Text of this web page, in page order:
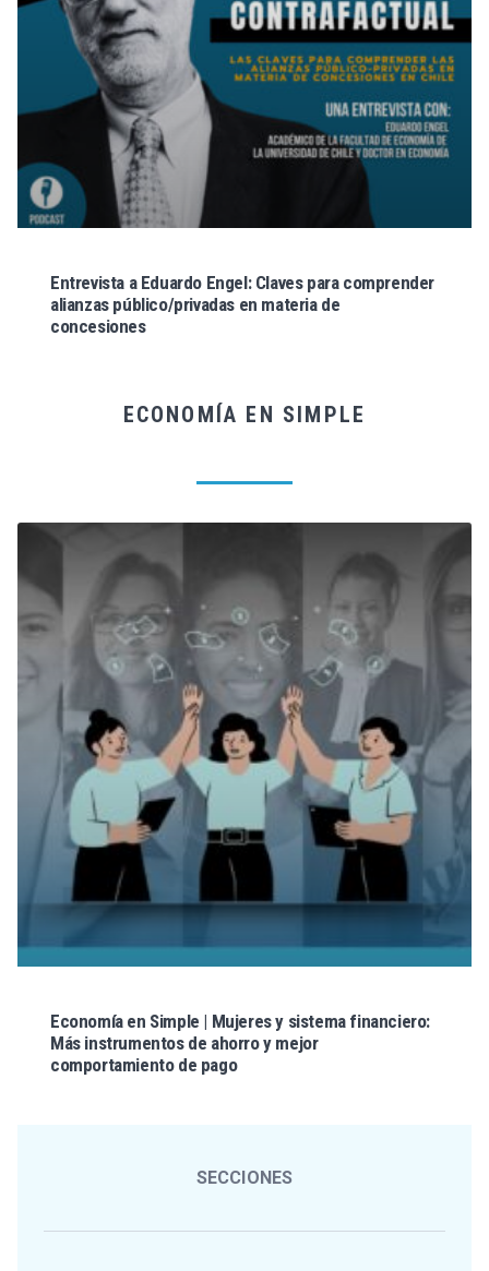
Entrevista a Eduardo Engel: Claves para comprender
alianzas público/privadas en materia de
concesiones
ECONOMÍA EN SIMPLE
Economía en Simple | Mujeres y sistema financiero:
Más instrumentos de ahorro y mejor
comportamiento de pago
SECCIONES